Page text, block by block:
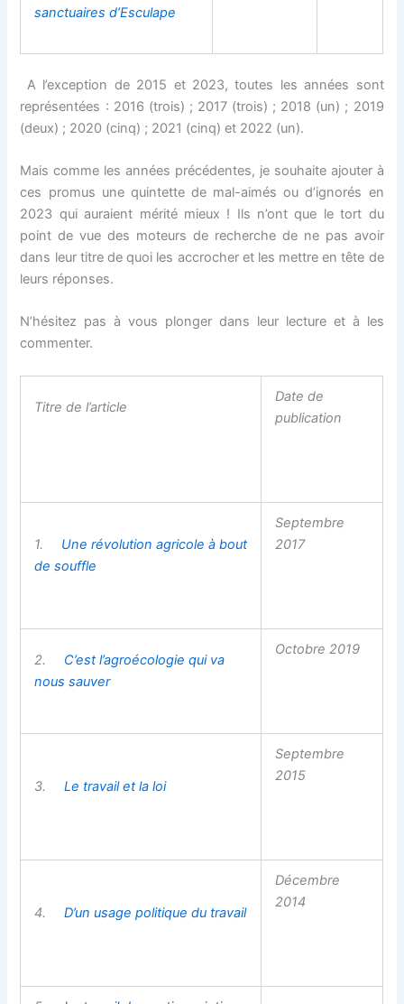
sanctuaires d’Esculape
A l’exception de 2015 et 2023, toutes les années sont
représentées : 2016 (trois) ; 2017 (trois) ; 2018 (un) ; 2019
(deux) ; 2020 (cinq) ; 2021 (cinq) et 2022 (un).
Mais comme les années précédentes, je souhaite ajouter à
ces promus une quintette de mal-aimés ou d’ignorés en
2023 qui auraient mérité mieux ! Ils n’ont que le tort du
point de vue des moteurs de recherche de ne pas avoir
dans leur titre de quoi les accrocher et les mettre en tête de
leurs réponses.
N’hésitez pas à vous plonger dans leur lecture et à les
commenter.
Titre de l’article
Date de
publication
1. Une révolution agricole à bout
de souffle
Septembre
2017
2. C’est l’agroécologie qui va
nous sauver
Octobre 2019
3.Le travail et la loi
Septembre
2015
4.D’un usage politique du travail
Décembre
2014